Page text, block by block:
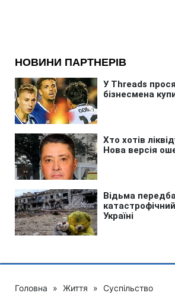
Головна » Життя » Суспільство